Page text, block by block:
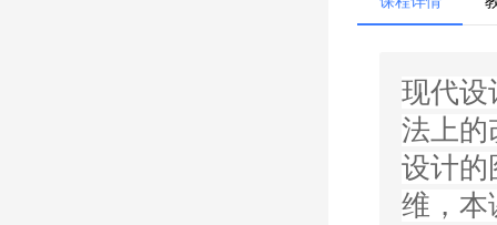
现代设
法上的
设计的
维，本